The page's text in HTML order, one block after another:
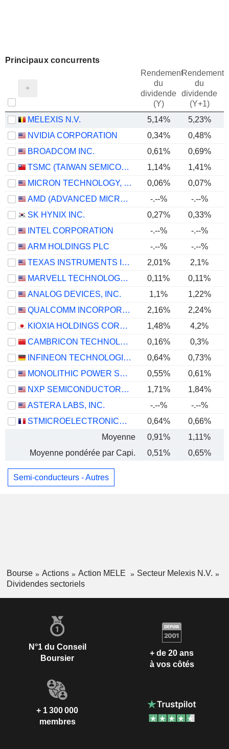
Principaux concurrents
Rendement
du
dividende
(Y)
Rendement
du
dividende
(Y+1)
MELEXIS N.V. 5,14% 5,23%
NVIDIA CORPORATION
0,34% 0,48%
BROADCOM INC.
0,61%
0,69%
TSMC (TAIWAN SEMICONDUCTOR MANUFACTURING COMPANY)
1,14%
1,41%
MICRON TECHNOLOGY, INC.
0,06% 0,07%
AMD (ADVANCED MICRO DEVICES)
-.--% -.--%
SK HYNIX INC.
0,27%
0,33%
INTEL CORPORATION
-.--% -.--%
ARM HOLDINGS PLC
-.--% -.--%
TEXAS INSTRUMENTS INCORPORATED
2,01% 2,1%
MARVELL TECHNOLOGY GROUP LTD
0,11% 0,11%
ANALOG DEVICES, INC.
1,1% 1,22%
QUALCOMM INCORPORATED
2,16% 2,24%
KIOXIA HOLDINGS CORPORATION
1,48%
4,2%
CAMBRICON TECHNOLOGIES CORPORATION LIMITED
0,16% 0,3%
INFINEON TECHNOLOGIES AG
0,64% 0,73%
MONOLITHIC POWER SYSTEMS, INC.
0,55% 0,61%
NXP SEMICONDUCTORS N.V.
1,71% 1,84%
ASTERA LABS, INC.
-.--% -.--%
STMICROELECTRONICS N.V.
0,64% 0,66%
Moyenne
0,91% 1,11%
Moyenne pondérée par Capi.
0,51% 0,65%
Semi-conducteurs - Autres
Bourse Actions Action MELE
Secteur Melexis N.V.
Dividendes sectoriels
N°1 du Conseil
Boursier
+ de 20 ans
à vos côtés
+ 1 300 000
membres